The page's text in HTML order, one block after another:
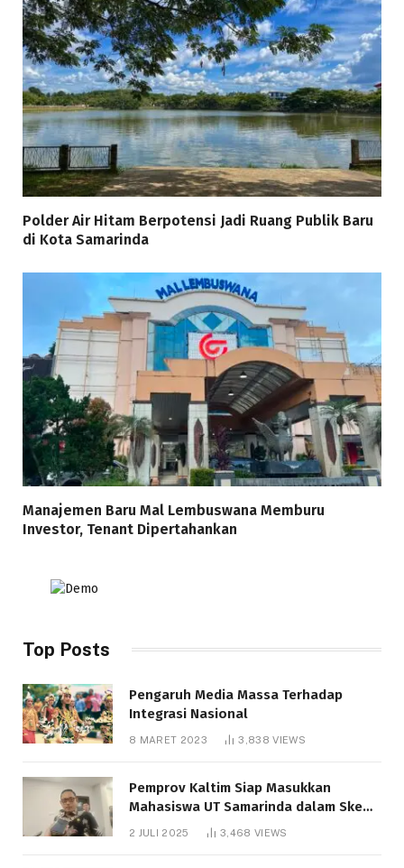
Polder Air Hitam Berpotensi Jadi Ruang Publik Baru
di Kota Samarinda
Manajemen Baru Mal Lembuswana Memburu
Investor, Tenant Dipertahankan
Top Posts
Pengaruh Media Massa Terhadap
Integrasi Nasional
8 MARET 2023 3,838VIEWS
Pemprov Kaltim Siap Masukkan
Mahasiswa UT Samarinda dalam Skema
Bantuan Pendidikan Gratispol
2 JULI 2025 3,468 VIEWS